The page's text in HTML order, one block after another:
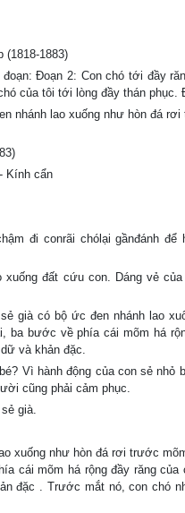
(1818-1883)
Đoạn 2: Con chó tới đầy
của tôi tới lòng đầy thán phục.
nhánh lao xuống như hòn đá
Kính cẩn
đi conrãi chólại gầnđánh
đất cứu con. Dáng vẻ
già có bộ ức đen nhánh lao
ba bước về phía cái mõm há
và khản đặc.
Vì hành động của con sẻ nhỏ
cũng phải cảm phục.
già.
xuống như hòn đá rơi trước
cái mõm há rộng đầy răng của
đặc . Trước mắt nó, con chó